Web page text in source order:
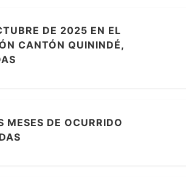
DE 2025 EN EL
CANTÓN QUININDÉ,
MESES DE OCURRIDO